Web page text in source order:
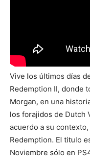
Vive los últimos días
Redemption II, donde
Morgan, en una
los forajidos de Dutch
acuerdo a su
Redemption. El titulo
Noviembre sólo en